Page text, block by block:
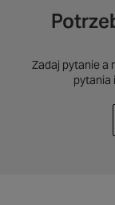
Zadaj pytanie a
pytania